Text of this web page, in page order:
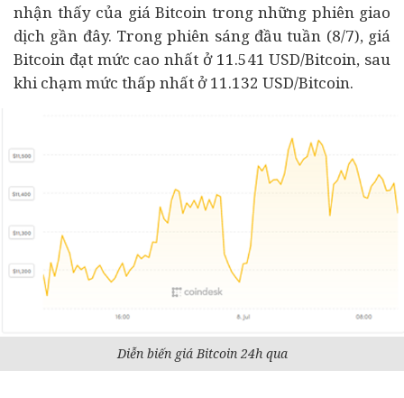
nhận thấy của giá Bitcoin trong những phiên giao
dịch gần đây. Trong phiên sáng đầu tuần (8/7), giá
Bitcoin đạt mức cao nhất ở 11.541 USD/Bitcoin, sau
khi chạm mức thấp nhất ở 11.132 USD/Bitcoin.
Diễn biến giá Bitcoin 24h qua